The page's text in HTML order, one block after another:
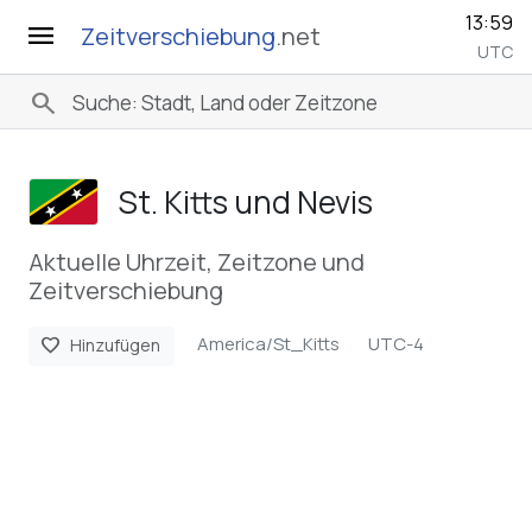
menu Zeitverschiebung.net 13:59
UTC
search
St. Kitts und Nevis
Aktuelle Uhrzeit, Zeitzone und
Zeitverschiebung
favorite Hinzufügen America/St_Kitts UTC-4